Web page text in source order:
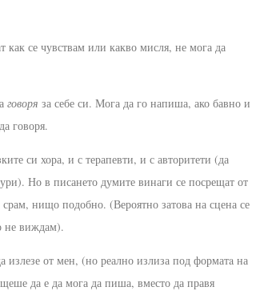
как се чувствам или какво мисля, не мога да
говоря за себе си. Мога да го напиша, ако бавно и
говоря.
си хора, и с терапевти, и с авторитети (да
Но в писането думите винаги се посрещат от
нищо подобно. (Вероятно затова на сцена се
не виждам).
излезе от мен, (но реално излиза под форматa на
да е да мога да пиша, вместо да правя